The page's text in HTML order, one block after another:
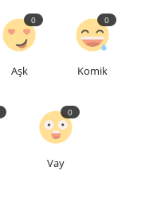
Aşk
0
Komik
0
Vay
0